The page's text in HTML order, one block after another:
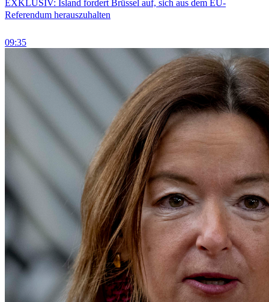
EXKLUSIV: Island fordert Brüssel auf, sich aus dem EU-
Referendum herauszuhalten
09:35